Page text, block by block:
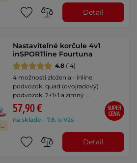
Detail
Výmena veľkosti zadarmo
Nastaviteľné korčule 4v1
inSPORTline Fourtuna
4.8 (14)
4 možnosti zloženia - inline
podvozok, quad (dvojradový)
podvozok, 2+1+1 a zimný …
57,90 €
na sklade – 7.8. u Vás
SUPER
CENA
Detail